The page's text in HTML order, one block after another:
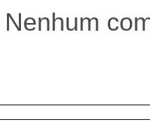
Nenhum